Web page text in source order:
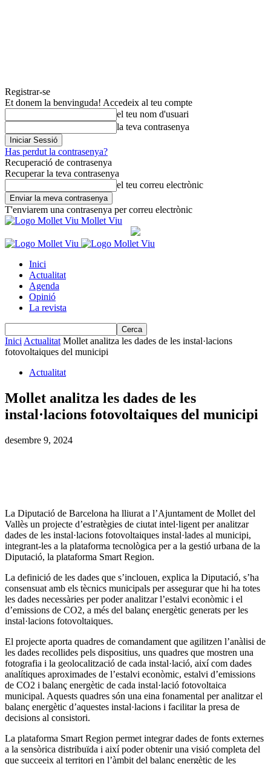
Registrar-se
Et donem la benvinguda! Accedeix al teu compte
el teu nom d'usuari
la teva contrasenya
Has perdut la contrasenya?
Recuperació de contrasenya
Recuperar la teva contrasenya
el teu correu electrònic
T'enviarem una contrasenya per correu electrònic
Mollet Viu
Inici
Actualitat
Agenda
Opinió
La revista
Inici Actualitat Mollet analitza les dades de les instal·lacions
fotovoltaiques del municipi
Actualitat
Mollet analitza les dades de les
instal·lacions fotovoltaiques del municipi
desembre 9, 2024
La Diputació de Barcelona ha lliurat a l’Ajuntament de Mollet del
Vallès un projecte d’estratègies de ciutat intel·ligent per analitzar
dades de les instal·lacions fotovoltaiques instal·lades al municipi,
integrant-les a la plataforma tecnològica per a la gestió urbana de la
Diputació, la plataforma Smart Region.
La definició de les dades que s’inclouen, explica la Diputació, s’ha
consensuat amb els tècnics municipals per assegurar que hi ha totes
les dades necessàries per poder analitzar l’estalvi econòmic i el
d’emissions de CO2, a més del balanç energètic generats per les
instal·lacions fotovoltaiques.
El projecte aporta quadres de comandament que agilitzen l’anàlisi de
les dades recollides pels dispositius, uns quadres que mostren una
fotografia i la geolocalització de cada instal·lació, així com dades
analítiques aproximades de l’estalvi econòmic, estalvi d’emissions
de CO2 i balanç energètic de cada instal·lació fotovoltaica
municipal. Aquests quadres són una eina fonamental per analitzar el
balanç energètic d’aquestes instal·lacions i facilitar la presa de
decisions al consistori.
La plataforma Smart Region permet integrar dades de fonts externes
a la sensòrica distribuïda i així poder obtenir una visió completa del
que succeeix al territori en l’àmbit del balanç energètic de les